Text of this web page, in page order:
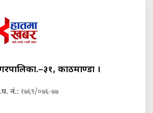
काठमाण्डौं ।
नं.: १७६९/०७६-७७